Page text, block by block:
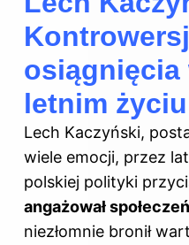
osiągnięcia
letnim życiu
Lech Kaczyński,
wiele emocji, przez
polskiej polityki
angażował
niezłomnie bronił